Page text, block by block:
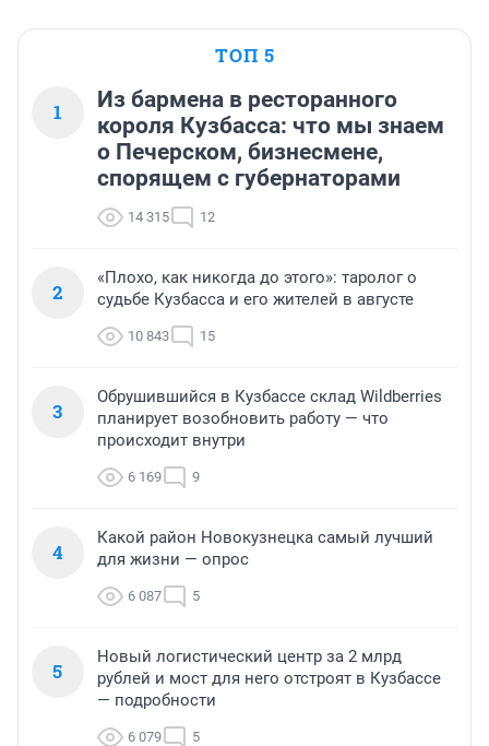
ТОП 5
1
Из бармена в ресторанного
короля Кузбасса: что мы знаем
о Печерском, бизнесмене,
спорящем с губернаторами
14 315 12
2
«Плохо, как никогда до этого»: таролог о
судьбе Кузбасса и его жителей в августе
10 843 15
3
Обрушившийся в Кузбассе склад Wildberries
планирует возобновить работу — что
происходит внутри
6 169 9
4
Какой район Новокузнецка самый лучший
для жизни — опрос
6 087 5
5
Новый логистический центр за 2 млрд
рублей и мост для него отстроят в Кузбассе
— подробности
6 079 5